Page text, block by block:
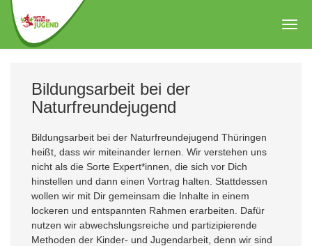
Zum
Hauptinhalt
springen
Bildungsarbeit bei der
Naturfreundejugend
Bildungsarbeit bei der Naturfreundejugend Thüringen
heißt, dass wir miteinander lernen. Wir verstehen uns
nicht als die Sorte Expert*innen, die sich vor Dich
hinstellen und dann einen Vortrag halten. Stattdessen
wollen wir mit Dir gemeinsam die Inhalte in einem
lockeren und entspannten Rahmen erarbeiten. Dafür
nutzen wir abwechslungsreiche und partizipierende
Methoden der Kinder- und Jugendarbeit, denn wir sind